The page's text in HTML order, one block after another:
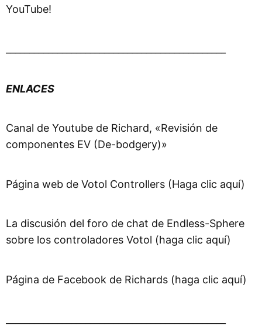
YouTube!
ENLACES
Canal de Youtube de Richard, «Revisión de
componentes EV (De-bodgery)»
Página web de Votol Controllers (Haga clic aquí)
La discusión del foro de chat de Endless-Sphere
sobre los controladores Votol (haga clic aquí)
Página de Facebook de Richards (haga clic aquí)